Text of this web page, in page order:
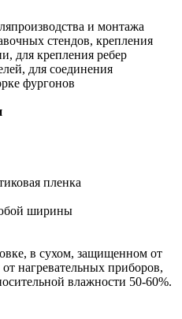
и монтажа
стендов, крепления
для крепления ребер
для соединения
фургонов
пленка
ширины
в сухом, защищенном от
нагревательных приборов,
влажности 50-60%.